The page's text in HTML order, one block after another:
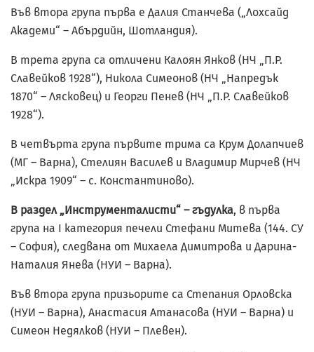
Във втора група първа е Далия Станчева („Лохсайд
Академи“ – Абърдийн, Шотландия).
В трета група са отличени Калоян Янков (НЧ „П.Р.
Славейков 1928“), Никола Симеонов (НЧ „Напредък
1870“ – Лясковец) и Георги Пенев (НЧ „П.Р. Славейков
1928“).
В четвърта група първите трима са Крум Долапчиев
(МГ – Варна), Стелиян Василев и Владимир Мирчев (НЧ
„Искра 1909“ – с. Константиново).
В раздел „Инструменталисти“ – гъдулка, в първа
група на I категория печели Стефани Митева (144. СУ
– София), следвана от Михаела Димитрова и Дарина-
Наталия Янева (НУИ – Варна).
Във втора група призьорите са Степания Орловска
(НУИ – Варна), Анастасия Атанасова (НУИ – Варна) и
Симеон Недялков (НУИ – Плевен).